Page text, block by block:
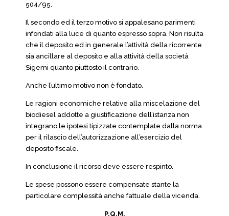
504/95.
Il secondo ed il terzo motivo si appalesano parimenti
infondati alla luce di quanto espresso sopra. Non risulta
che il deposito ed in generale l’attività della ricorrente
sia ancillare al deposito e alla attività della società
Sigemi quanto piuttosto il contrario.
Anche l’ultimo motivo non è fondato.
Le ragioni economiche relative alla miscelazione del
biodiesel addotte a giustificazione dell’istanza non
integrano le ipotesi tipizzate contemplate dalla norma
per il rilascio dell’autorizzazione all’esercizio del
deposito fiscale.
In conclusione il ricorso deve essere respinto.
Le spese possono essere compensate stante la
particolare complessità anche fattuale della vicenda.
P.Q.M.